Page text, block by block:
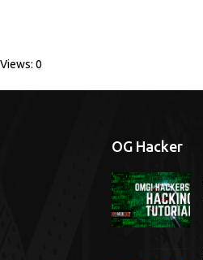
Views: 0
OG Hacker